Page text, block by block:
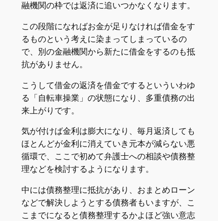
融機関の枠では返済に追いつかなくなります。
この段階になればお金が足りなければ借金をす
るものという考えに染まってしまっているの
で、別の金融機関から新たに借金をするのも抵
抗がありません。
こうして借金の返済を借金でするといういわゆ
る「自転車操業」の状態になり、多重債務の出
来上がりです。
気が付けば金利は膨大になり、毎月返済しても
ほとんどが金利に消えていき元本が減らない悪
循環で、ここで初めて弁護士への相談や債務整
理などを検討するようになります。
中には債務整理に抵抗があり、おまとめローン
などで解決しようとする債務者もいますが、こ
こまでになると債務整理するかよほど強い意志